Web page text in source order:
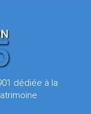
dédiée à la